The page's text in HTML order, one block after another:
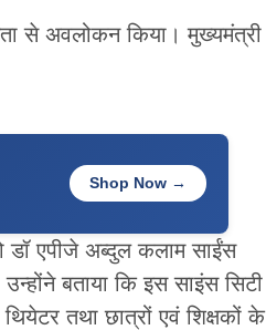
से अवलोकन किया। मुख्यमंत्री
Shop Now →
डॉ एपीजे अब्दुल कलाम साईंस
बताया कि इस साइंस सिटी
तथा छात्रों एवं शिक्षकों के